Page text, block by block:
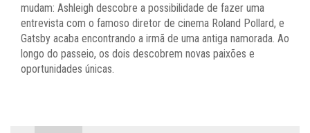
mudam: Ashleigh descobre a possibilidade de fazer uma
entrevista com o famoso diretor de cinema Roland Pollard, e
Gatsby acaba encontrando a irmã de uma antiga namorada. Ao
longo do passeio, os dois descobrem novas paixões e
oportunidades únicas.